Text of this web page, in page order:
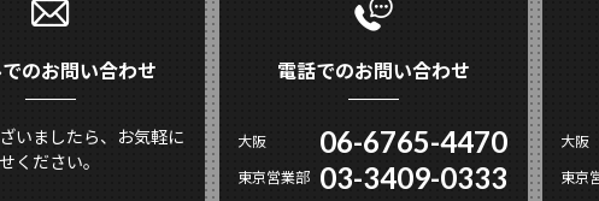
のお問い合わせ
いましたら、お気軽に
ください。
電話でのお問い合わせ
大阪 06-6765-4470
東京営業部 03-3409-0333
大阪
東京